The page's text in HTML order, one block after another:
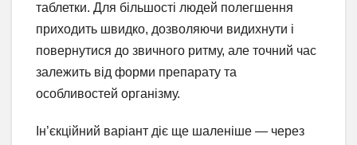
таблетки. Для більшості людей полегшення
приходить швидко, дозволяючи видихнути і
повернутися до звичного ритму, але точний час
залежить від форми препарату та
особливостей організму.
Ін’єкційний варіант діє ще шаленіше — через